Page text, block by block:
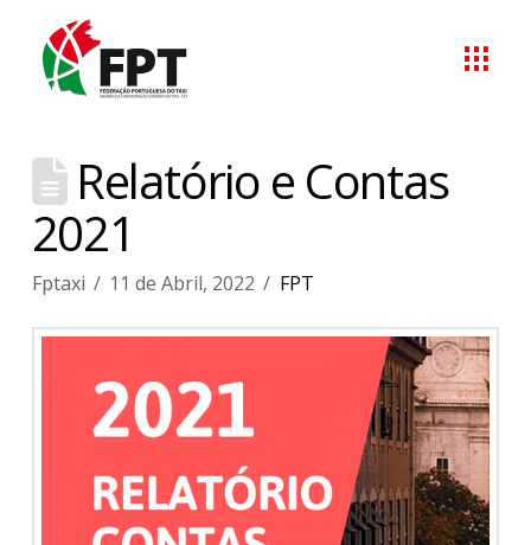
Relatório e Contas
2021
Fptaxi 11 de Abril, 2022 FPT